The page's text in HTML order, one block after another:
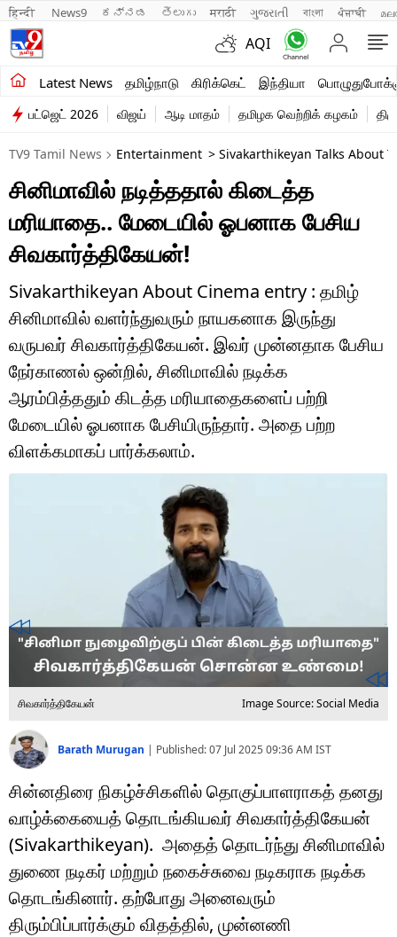
हिन्दी News9 ಕನ್ನಡ తెలుగు मराठी ગુજરાતી বাংলা ਪੰਜਾਬੀ
AQI
Latest News தமிழ்நாடு கிரிக்கெட் இந்தியா
சமீபத்திய செய்திகள்
தமிழ்நாடு
இந்தியா
உலகம்
விளையாட்டு
பொழுதுபோக்கு
லைஃப்ஸ்டைல்
வணிகம்
டெக்னாலஜி
ஆன்மீகம்
போட்டோ கேலரி
பட்ஜெட் 2026 விஜய் ஆடி மாதம் தமிழக வெற்றிக் கழகம்
TV9 Tamil News Entertainment > Sivakarthikeyan Talks About
சினிமாவில் நடித்ததால் கிடைத்த
மரியாதை.. மேடையில் ஓபனாக பேசிய
சிவகார்த்திகேயன்!
Sivakarthikeyan About Cinema entry : தமிழ்
சினிமாவில் வளர்ந்துவரும் நாயகனாக இருந்து
வருபவர் சிவகார்த்திகேயன். இவர் முன்னதாக பேசிய
நேர்காணல் ஒன்றில், சினிமாவில் நடிக்க
ஆரம்பித்ததும் கிடத்த மரியாதைகளைப் பற்றி
மேடையில் ஓபனாக பேசியிருந்தார். அதை பற்ற
விளக்கமாகப் பார்க்கலாம்.
சிவகார்த்திகேயன் Image Source: Social Media
Barath Murugan | Published:07 Jul 2025 09:36 AM IST
சின்னதிரை நிகழ்ச்சிகளில் தொகுப்பாளராகத் தனது
வாழ்க்கையைத் தொடங்கியவர் சிவகார்த்திகேயன்
(Sivakarthikeyan). அதைத் தொடர்ந்து சினிமாவில்
துணை நடிகர் மற்றும் நகைச்சுவை நடிகராக நடிக்க
தொடங்கினார். தற்போது அனைவரும்
திரும்பிப்பார்க்கும் விதத்தில், முன்னணி